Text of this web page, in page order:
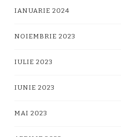
IANUARIE 2024
NOIEMBRIE 2023
IULIE 2023
IUNIE 2023
MAI 2023